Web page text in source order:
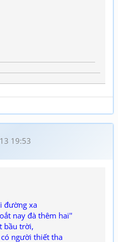
19:53
xa
nay đà thêm hai''
trời,
người thiết tha